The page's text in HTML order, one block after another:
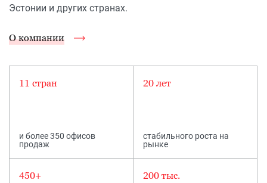
Эстонии и других странах.
О компании
11 стран
и более 350 офисов
продаж
20 лет
стабильного роста на
рынке
450+
200 тыс.